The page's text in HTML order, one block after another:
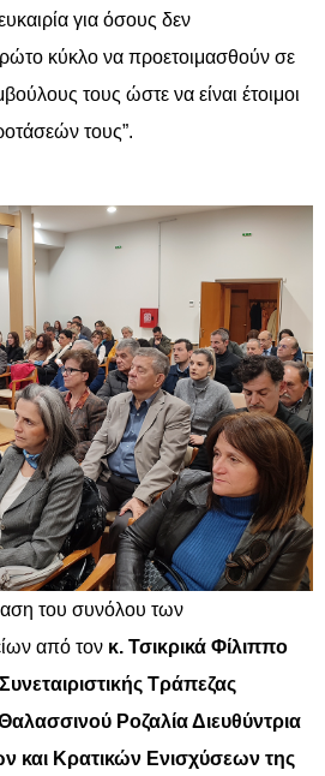
για όσους δεν
κύκλο να προετοιμασθούν σε
τους ώστε να είναι έτοιμοι
τους”.
του συνόλου των
από τον κ. Τσικρικά Φίλιππο
Τράπεζας
Ροζαλία Διευθύντρια
και Κρατικών Ενισχύσεων της